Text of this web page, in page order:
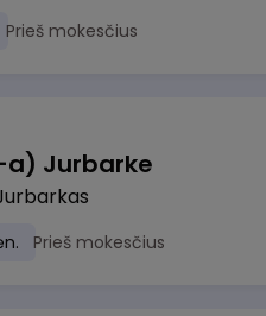
Prieš mokesčius
Jurbarke
Prieš mokesčius